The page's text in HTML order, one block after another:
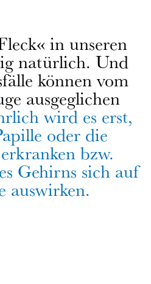
in unseren
natürlich. Und
können vom
ausgeglichen
wird es erst,
oder die
bzw.
Gehirns sich auf
auswirken.